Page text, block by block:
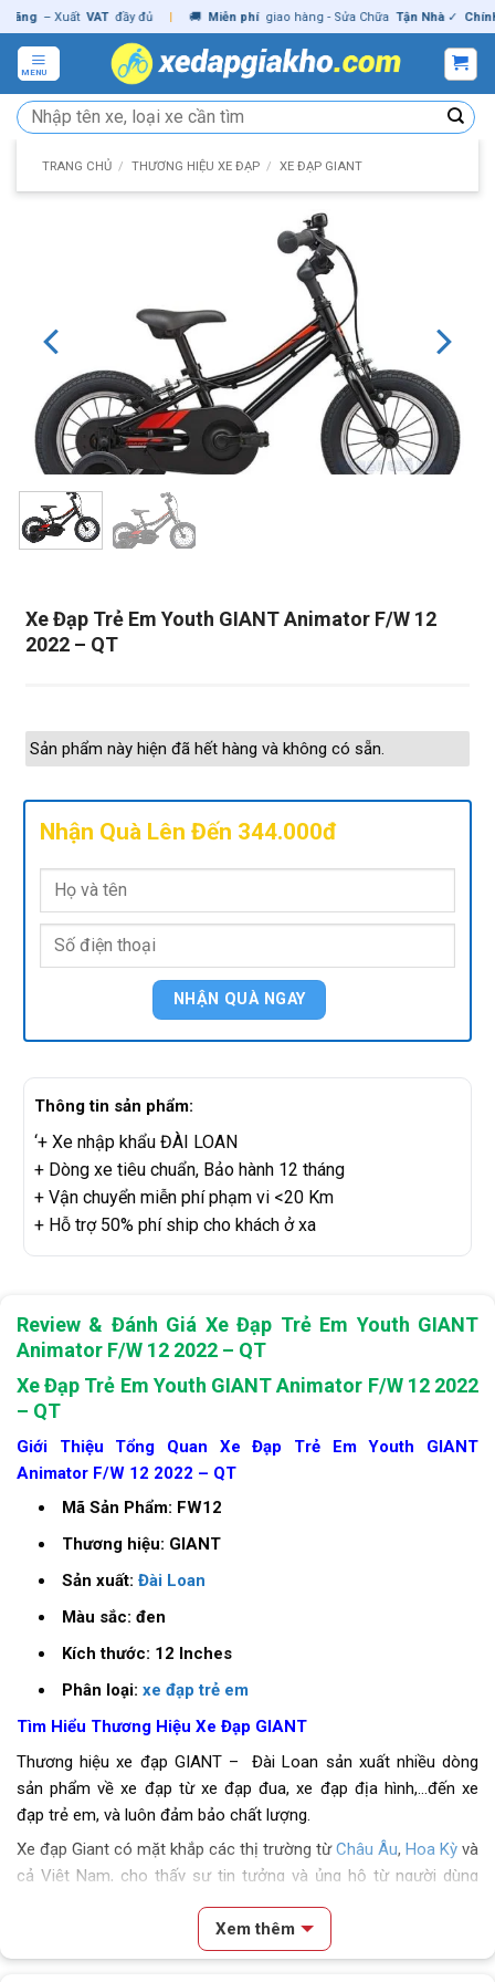
Skip
to
content
– Xuất VAT đầy đủ | 🚚 Miễn phí giao hàng - Sửa Chữa Tận Nhà ✓ Chính
MENU
Tìm
kiếm:
TRANG CHỦ / THƯƠNG HIỆU XE ĐẠP / XE ĐẠP GIANT
Xe Đạp Trẻ Em Youth GIANT Animator F/W 12
2022 – QT
Sản phẩm này hiện đã hết hàng và không có sẵn.
Nhận Quà Lên Đến 344.000đ
Thông tin sản phẩm:
‘+ Xe nhập khẩu ĐÀI LOAN
+ Dòng xe tiêu chuẩn, Bảo hành 12 tháng
+ Vận chuyển miễn phí phạm vi <20 Km
+ Hỗ trợ 50% phí ship cho khách ở xa
Review & Đánh Giá Xe Đạp Trẻ Em Youth GIANT
Animator F/W 12 2022 – QT
Xe Đạp Trẻ Em Youth GIANT Animator F/W 12 2022
– QT
Giới Thiệu Tổng Quan Xe Đạp Trẻ Em Youth GIANT
Animator F/W 12 2022 – QT
Mã Sản Phẩm: FW12
Thương hiệu: GIANT
Sản xuất: Đài Loan
Màu sắc: đen
Kích thước: 12 Inches
Phân loại: xe đạp trẻ em
Tìm Hiểu Thương Hiệu Xe Đạp GIANT
Thương hiệu xe đạp GIANT – Đài Loan sản xuất nhiều dòng
sản phẩm về xe đạp từ xe đạp đua, xe đạp địa hình,…đến xe
đạp trẻ em, và luôn đảm bảo chất lượng.
Xe đạp Giant có mặt khắp các thị trường từChâu Âu, Hoa Kỳ và
cả Việt Nam, cho thấy sự tin tưởng và ủng hộ từ người dùng
đến sản phẩm của họ ở mức cao đến thế nào.
Xe Đạp Trẻ Em Youth GIANT Animator F/W 12 2022
– QT Mẫu Dáng Đáng Yêu
Xem thêm